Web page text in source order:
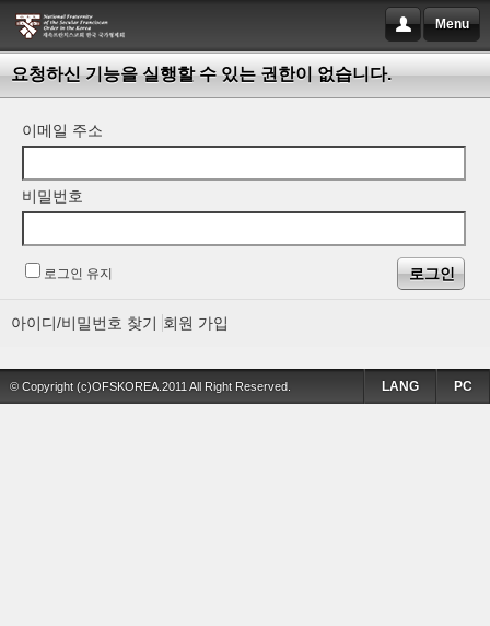
Menu
요청하신 기능을 실행할 수 있는 권한이 없습니다.
이메일 주소
비밀번호
로그인 유지
아이디/비밀번호 찾기 회원 가입
© Copyright (c)OFSKOREA.2011 All Right Reserved. PC
LANG